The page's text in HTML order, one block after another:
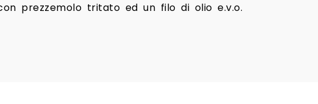
prezzemolo tritato ed un filo di olio e.v.o.